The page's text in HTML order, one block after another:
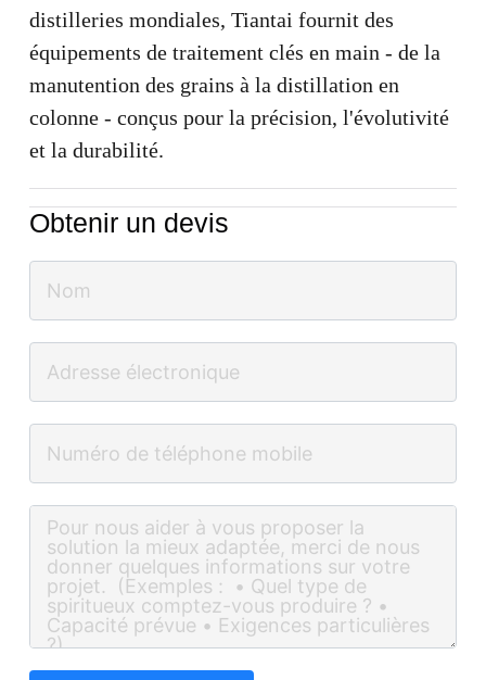
distilleries mondiales, Tiantai fournit des
équipements de traitement clés en main - de la
manutention des grains à la distillation en
colonne - conçus pour la précision, l'évolutivité
et la durabilité.
Obtenir un devis